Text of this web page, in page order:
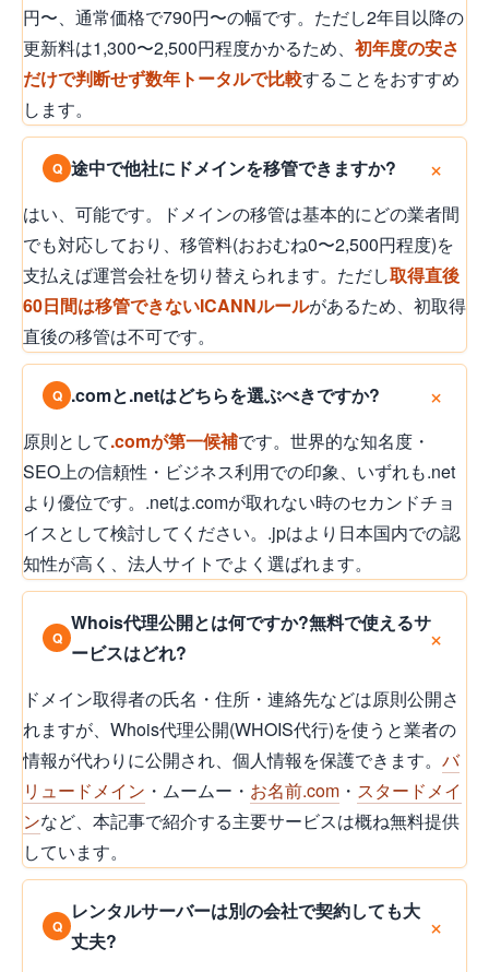
円〜、通常価格で790円〜の幅です。ただし2年目以降の
更新料は1,300〜2,500円程度かかるため、 初年度の安さ
だけで判断せず数年トータルで比較することをおすすめ
します。
途中で他社にドメインを移管できますか?
はい、可能です。ドメインの移管は基本的にどの業者間
でも対応しており、移管料(おおむね0〜2,500円程度)を
支払えば運営会社を切り替えられます。ただし取得直後
60日間は移管できないICANNルールがあるため、初取得
直後の移管は不可です。
.comと.netはどちらを選ぶべきですか?
原則として.comが第一候補です。世界的な知名度・
SEO上の信頼性・ビジネス利用での印象、いずれも.net
より優位です。.netは.comが取れない時のセカンドチョ
イスとして検討してください。.jpはより日本国内での認
知性が高く、法人サイトでよく選ばれます。
Whois代理公開とは何ですか?無料で使えるサ
ービスはどれ?
ドメイン取得者の氏名・住所・連絡先などは原則公開さ
れますが、Whois代理公開(WHOIS代行)を使うと業者の
情報が代わりに公開され、個人情報を保護できます。 バ
リュードメイン ・ムームー・ お名前.com ・ スタードメイ
ンなど、本記事で紹介する主要サービスは概ね無料提供
しています。
レンタルサーバーは別の会社で契約しても大
丈夫?